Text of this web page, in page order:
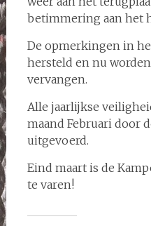
betimmering aan het
De opmerkingen in
hersteld en nu
vervangen.
Alle jaarlijkse
maand Februari door
uitgevoerd.
Eind maart is de
te varen!